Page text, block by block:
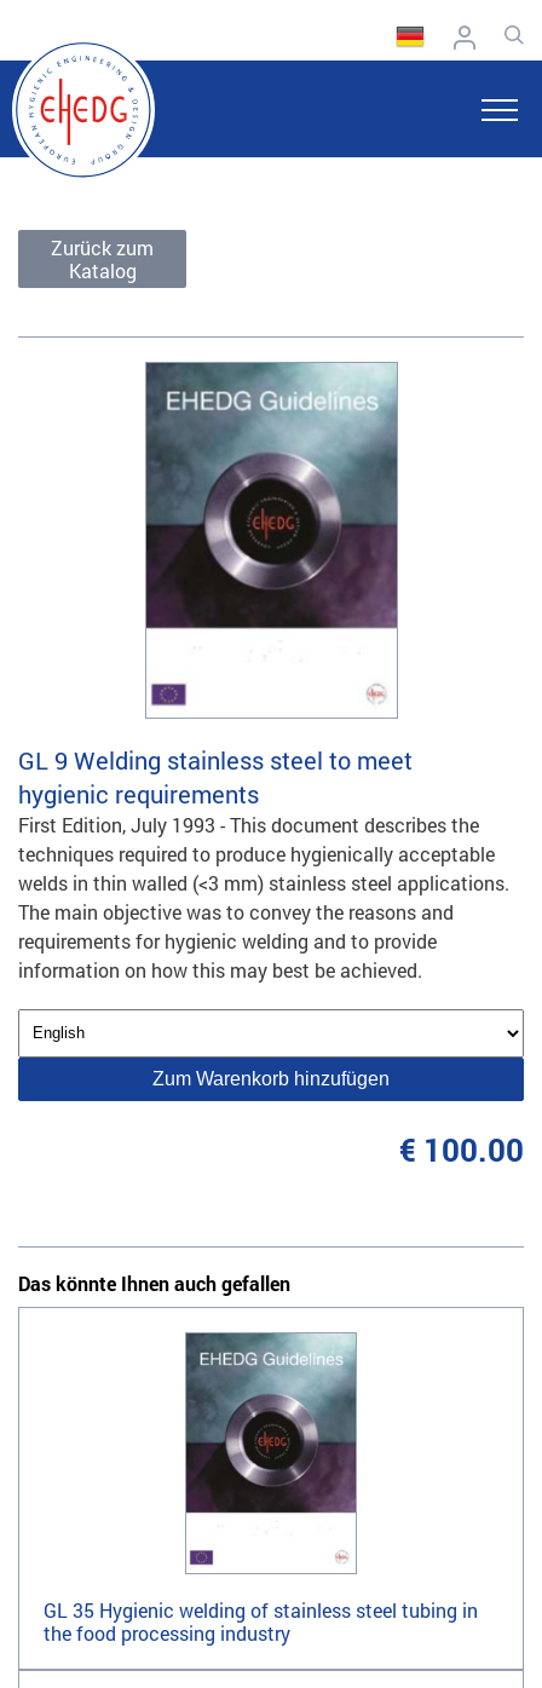
Zurück zum
Katalog
GL 9 Welding stainless steel to meet
hygienic requirements
First Edition, July 1993 - This document describes the
techniques required to produce hygienically acceptable
welds in thin walled (<3 mm) stainless steel applications.
The main objective was to convey the reasons and
requirements for hygienic welding and to provide
information on how this may best be achieved.
Zum Warenkorb hinzufügen
€ 100.00
Das könnte Ihnen auch gefallen
GL 35 Hygienic welding of stainless steel tubing in
the food processing industry